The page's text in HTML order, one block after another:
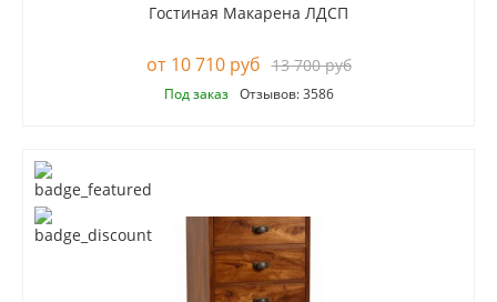
Гостиная Макарена ЛДСП
10 710 руб 13 700 руб
Под заказ Отзывов: 3586